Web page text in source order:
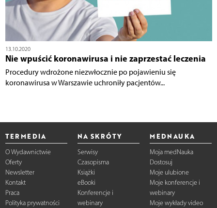
13.10.2020
Nie wpuścić koronawirusa i nie zaprzestać leczenia
Procedury wdrożone niezwłocznie po pojawieniu się
koronawirusa w Warszawie uchroniły pacjentów...
TERMEDIA
O Wydawnictwie
Oferty
Newsletter
Kontakt
Praca
Polityka prywatności
NA SKRÓTY
Serwisy
Czasopisma
Książki
eBooki
Konferencje i
webinary
MEDNAUKA
Moja medNauka
Dostosuj
Moje ulubione
Moje konferencje i
webinary
Moje wykłady video